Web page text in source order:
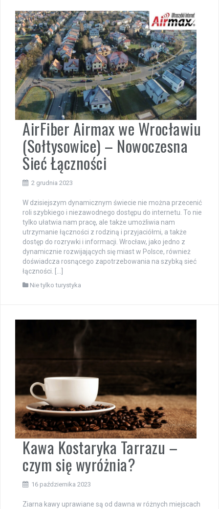
AirFiber Airmax we Wrocławiu
(Sołtysowice) – Nowoczesna
Sieć Łączności
2 grudnia 2023
W dzisiejszym dynamicznym świecie nie można przecenić
roli szybkiego i niezawodnego dostępu do internetu. To nie
tylko ułatwia nam pracę, ale także umożliwia nam
utrzymanie łączności z rodziną i przyjaciółmi, a także
dostęp do rozrywki i informacji. Wrocław, jako jedno z
dynamicznie rozwijających się miast w Polsce, również
doświadcza rosnącego zapotrzebowania na szybką sieć
łączności. […]
Nie tylko turystyka
Kawa Kostaryka Tarrazu –
czym się wyróżnia?
16 października 2023
Ziarna kawy uprawiane są od dawna w różnych miejscach